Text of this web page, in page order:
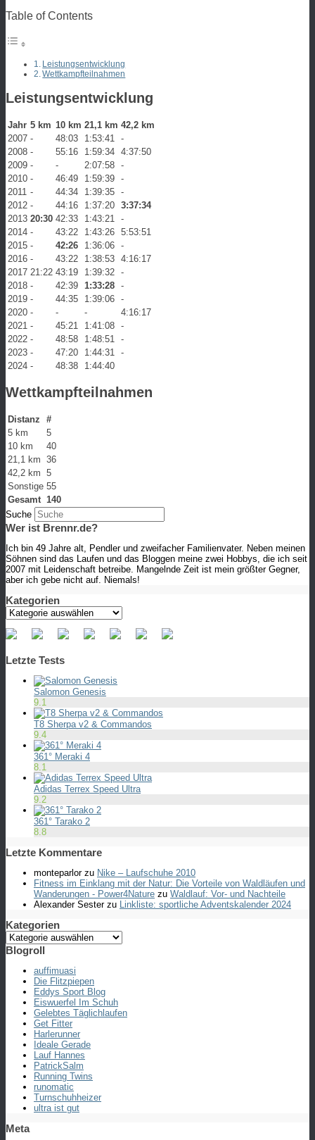
Table of Contents
Leistungsentwicklung
Wettkampfteilnahmen
Leistungsentwicklung
Jahr 5 km 10 km 21,1 km 42,2 km
2007 - 48:03 1:53:41 -
2008 - 55:16 1:59:34 4:37:50
2009 - - 2:07:58 -
2010 - 46:49 1:59:39 -
2011 - 44:34 1:39:35 -
2012 - 44:16 1:37:20 3:37:34
2013 20:30 42:33 1:43:21 -
2014 - 43:22 1:43:26 5:53:51
2015 - 42:26 1:36:06 -
2016 - 43:22 1:38:53 4:16:17
2017 21:22 43:19 1:39:32 -
2018 - 42:39 1:33:28 -
2019 - 44:35 1:39:06 -
2020 - - -
4:16:17
2021 - 45:21 1:41:08 -
2022 - 48:58 1:48:51 -
2023 - 47:20 1:44:31 -
2024 - 48:38 1:44:40
Wettkampfteilnahmen
Distanz
#
5 km
5
10 km
40
21,1 km 36
42,2 km 5
Sonstige 55
Gesamt 140
Suche
Wer ist Brennr.de?
Ich bin 49 Jahre alt, Pendler und zweifacher Familienvater. Neben meinen
Söhnen sind das Laufen und das Bloggen meine zwei Hobbys, die ich seit
2007 mit Leidenschaft betreibe. Mangelnde Zeit ist mein größter Gegner,
aber ich gebe nicht auf. Niemals!
Kategorien
Kategorien
Letzte Tests
Salomon Genesis
9.1
T8 Sherpa v2 & Commandos
9.4
361° Meraki 4
8.1
Adidas Terrex Speed Ultra
9.2
361° Tarako 2
8.8
Letzte Kommentare
monteparlorzu Nike – Laufschuhe 2010
Fitness im Einklang mit der Natur: Die Vorteile von Waldläufen und
Wanderungen - Power4Nature zu Waldlauf: Vor- und Nachteile
Alexander Sesterzu Linkliste: sportliche Adventskalender 2024
Kategorien
Kategorien
Blogroll
auffimuasi
Die Flitzpiepen
Eddys Sport Blog
Eiswuerfel Im Schuh
Gelebtes Täglichlaufen
Get Fitter
Harlerunner
Ideale Gerade
Lauf Hannes
PatrickSalm
Running Twins
runomatic
Turnschuhheizer
ultra ist gut
Meta